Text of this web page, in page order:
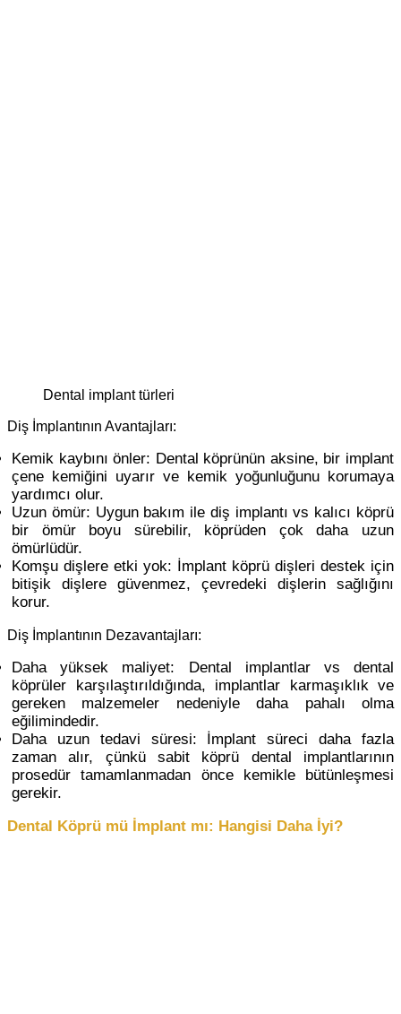
Dental implant türleri
Diş İmplantının Avantajları:
Kemik kaybını önler: Dental köprünün aksine, bir implant
çene kemiğini uyarır ve kemik yoğunluğunu korumaya
yardımcı olur.
Uzun ömür: Uygun bakım ile diş implantı vs kalıcı köprü
bir ömür boyu sürebilir, köprüden çok daha uzun
ömürlüdür.
Komşu dişlere etki yok: İmplant köprü dişleri destek için
bitişik dişlere güvenmez, çevredeki dişlerin sağlığını
korur.
Diş İmplantının Dezavantajları:
Daha yüksek maliyet: Dental implantlar vs dental
köprüler karşılaştırıldığında, implantlar karmaşıklık ve
gereken malzemeler nedeniyle daha pahalı olma
eğilimindedir.
Daha uzun tedavi süresi: İmplant süreci daha fazla
zaman alır, çünkü sabit köprü dental implantlarının
prosedür tamamlanmadan önce kemikle bütünleşmesi
gerekir.
Dental Köprü mü İmplant mı: Hangisi Daha İyi?